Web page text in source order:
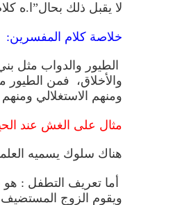
لا يقبل ذلك بحال”ا.ه
خلاصة كلام المفسرين:
الطيور والدواب مثل
والأخلاق،
فمن الطيور
ومنهم الاستغلالي
مثال على الغش عند
هناك سلوك يسميه
أما تعريف التطفل : هو
ويقوم الزوج المستضيف